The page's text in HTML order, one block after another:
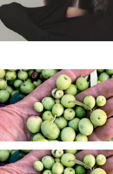
Krama | Stanbrook
Gala i Ovidio | Que parece un